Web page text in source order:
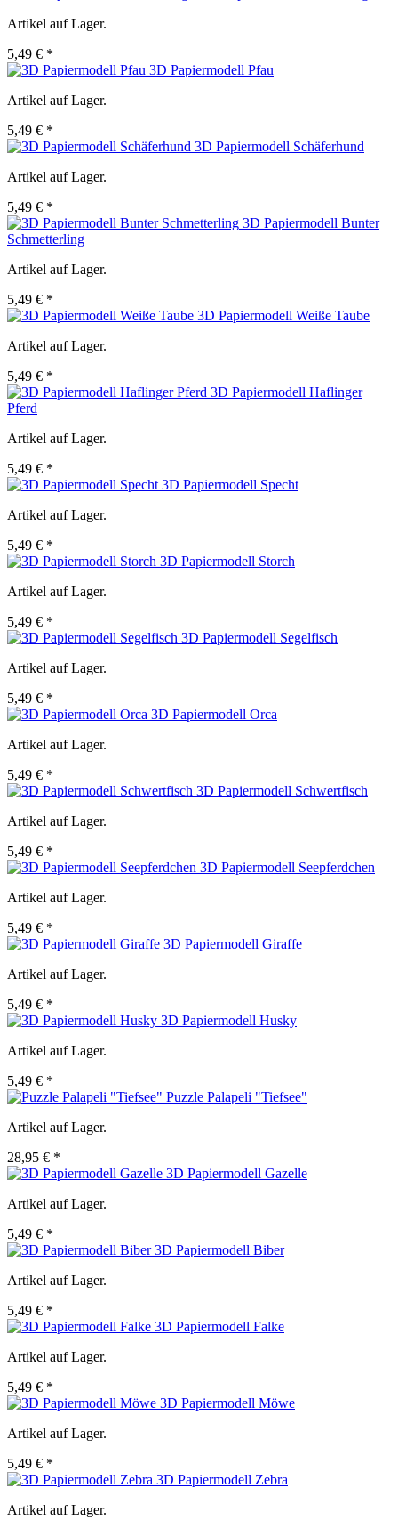
Artikel auf Lager.
5,49 € *
3D Papiermodell Pfau
Artikel auf Lager.
5,49 € *
3D Papiermodell Schäferhund
Artikel auf Lager.
5,49 € *
3D Papiermodell Bunter
Schmetterling
Artikel auf Lager.
5,49 € *
3D Papiermodell Weiße Taube
Artikel auf Lager.
5,49 € *
3D Papiermodell Haflinger
Pferd
Artikel auf Lager.
5,49 € *
3D Papiermodell Specht
Artikel auf Lager.
5,49 € *
3D Papiermodell Storch
Artikel auf Lager.
5,49 € *
3D Papiermodell Segelfisch
Artikel auf Lager.
5,49 € *
3D Papiermodell Orca
Artikel auf Lager.
5,49 € *
3D Papiermodell Schwertfisch
Artikel auf Lager.
5,49 € *
3D Papiermodell Seepferdchen
Artikel auf Lager.
5,49 € *
3D Papiermodell Giraffe
Artikel auf Lager.
5,49 € *
3D Papiermodell Husky
Artikel auf Lager.
5,49 € *
Puzzle Palapeli "Tiefsee"
Artikel auf Lager.
28,95 € *
3D Papiermodell Gazelle
Artikel auf Lager.
5,49 € *
3D Papiermodell Biber
Artikel auf Lager.
5,49 € *
3D Papiermodell Falke
Artikel auf Lager.
5,49 € *
3D Papiermodell Möwe
Artikel auf Lager.
5,49 € *
3D Papiermodell Zebra
Artikel auf Lager.